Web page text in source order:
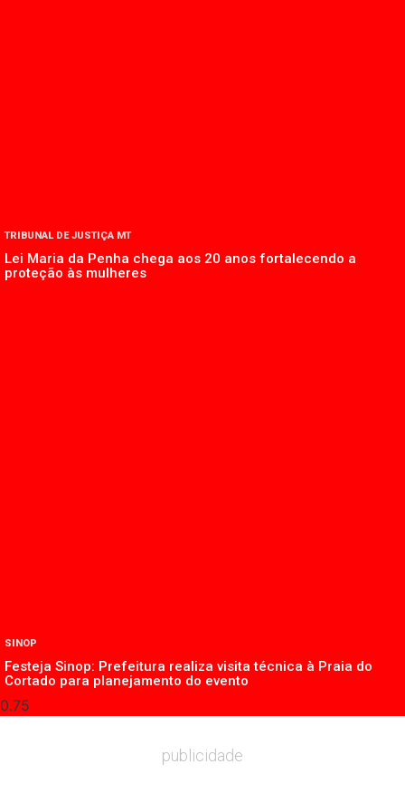
TRIBUNAL DE JUSTIÇA MT
Lei Maria da Penha chega aos 20 anos fortalecendo a
proteção às mulheres
SINOP
Festeja Sinop: Prefeitura realiza visita técnica à Praia do
Cortado para planejamento do evento
publicidade